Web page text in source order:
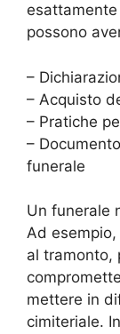
esattamente
possono
–
– Acquisto
– Pratiche
–
funerale
Un funerale
Ad
al tramonto,
mettere in
cimiteriale.